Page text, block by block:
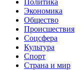
Экономика
Общество
Происшествия
Соцсфера
Культура
Спорт
Страна и мир